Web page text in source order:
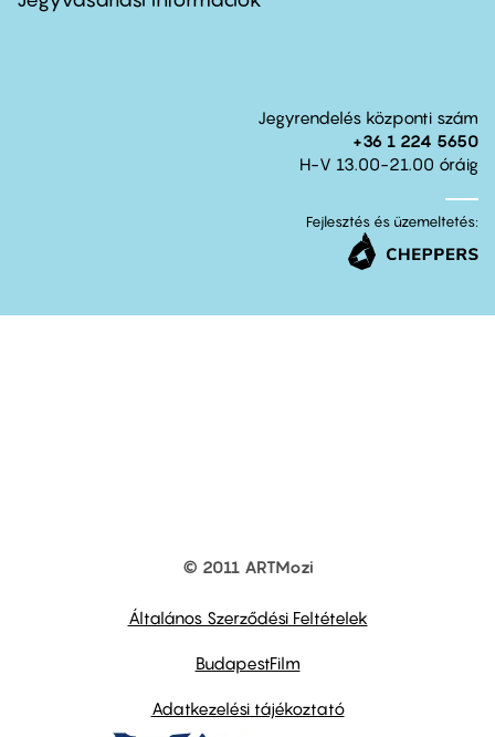
Jegyrendelés központi szám
+36 1 224 5650
H-V 13.00-21.00 óráig
Fejlesztés és üzemeltetés:
© 2011 ARTMozi
Általános Szerződési Feltételek
BudapestFilm
Adatkezelési tájékoztató